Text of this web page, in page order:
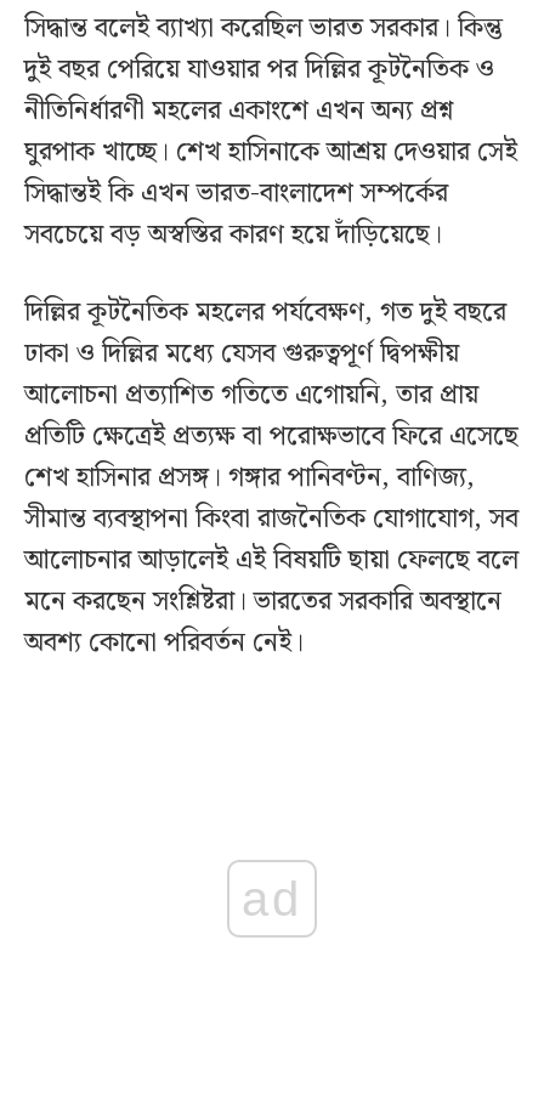
সিদ্ধান্ত বলেই ব্যাখ্যা করেছিল ভারত সরকার। কিন্তু
দুই বছর পেরিয়ে যাওয়ার পর দিল্লির কূটনৈতিক ও
নীতিনির্ধারণী মহলের একাংশে এখন অন্য প্রশ্ন
ঘুরপাক খাচ্ছে। শেখ হাসিনাকে আশ্রয় দেওয়ার সেই
সিদ্ধান্তই কি এখন ভারত-বাংলাদেশ সম্পর্কের
সবচেয়ে বড় অস্বস্তির কারণ হয়ে দাঁড়িয়েছে।
দিল্লির কূটনৈতিক মহলের পর্যবেক্ষণ, গত দুই বছরে
ঢাকা ও দিল্লির মধ্যে যেসব গুরুত্বপূর্ণ দ্বিপক্ষীয়
আলোচনা প্রত্যাশিত গতিতে এগোয়নি, তার প্রায়
প্রতিটি ক্ষেত্রেই প্রত্যক্ষ বা পরোক্ষভাবে ফিরে এসেছে
শেখ হাসিনার প্রসঙ্গ। গঙ্গার পানিবণ্টন, বাণিজ্য,
সীমান্ত ব্যবস্থাপনা কিংবা রাজনৈতিক যোগাযোগ, সব
আলোচনার আড়ালেই এই বিষয়টি ছায়া ফেলছে বলে
মনে করছেন সংশ্লিষ্টরা। ভারতের সরকারি অবস্থানে
অবশ্য কোনো পরিবর্তন নেই।
ad